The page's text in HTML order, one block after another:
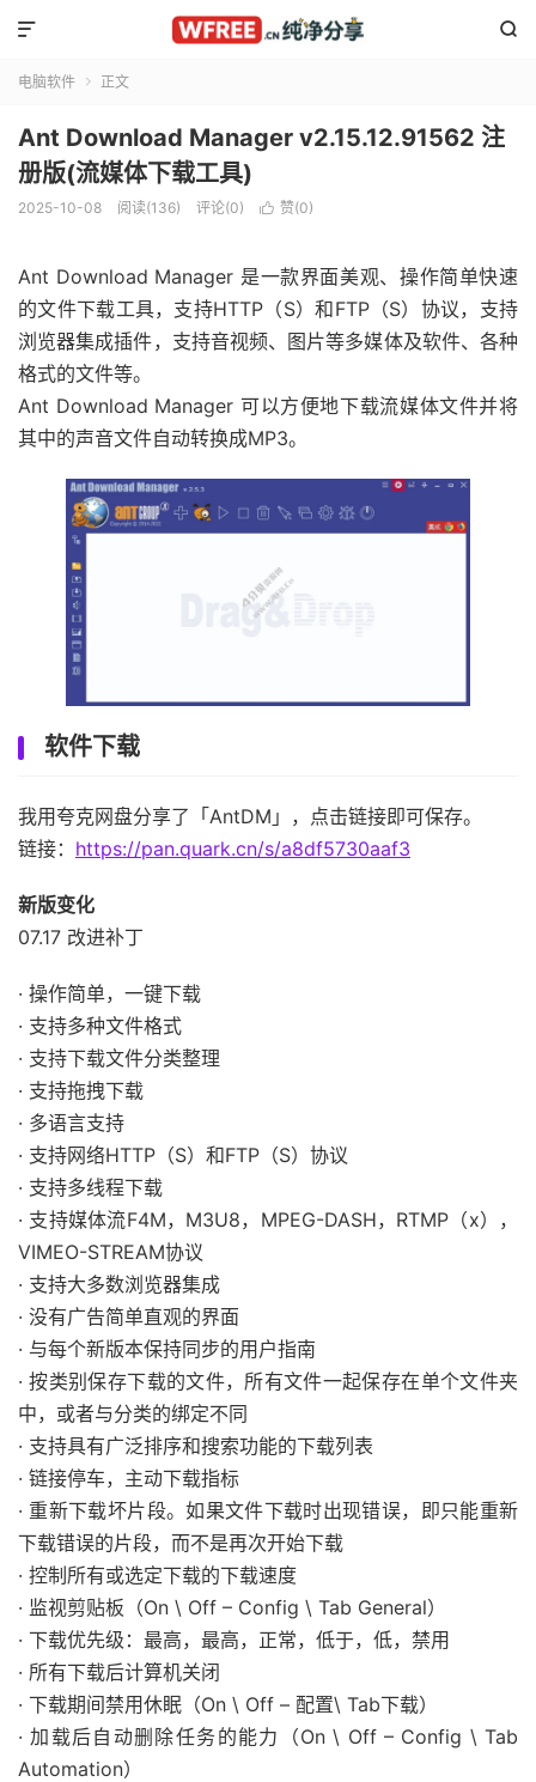


电脑软件  正文
Ant Download Manager v2.15.12.91562 注
册版(流媒体下载工具)
2025-10-08 阅读(136) 评论(0)  赞(0)
Ant Download Manager 是一款界面美观、操作简单快速
的文件下载工具，支持HTTP（S）和FTP（S）协议，支持
浏览器集成插件，支持音视频、图片等多媒体及软件、各种
格式的文件等。
Ant Download Manager 可以方便地下载流媒体文件并将
其中的声音文件自动转换成MP3。
软件下载
我用夸克网盘分享了「AntDM」，点击链接即可保存。
链接： https://pan.quark.cn/s/a8df5730aaf3
新版变化
07.17 改进补丁
· 操作简单，一键下载
· 支持多种文件格式
· 支持下载文件分类整理
· 支持拖拽下载
· 多语言支持
· 支持网络HTTP（S）和FTP（S）协议
· 支持多线程下载
· 支持媒体流F4M，M3U8，MPEG-DASH，RTMP（x），
VIMEO-STREAM协议
· 支持大多数浏览器集成
· 没有广告简单直观的界面
· 与每个新版本保持同步的用户指南
· 按类别保存下载的文件，所有文件一起保存在单个文件夹
中，或者与分类的绑定不同
· 支持具有广泛排序和搜索功能的下载列表
· 链接停车，主动下载指标
· 重新下载坏片段。如果文件下载时出现错误，即只能重新
下载错误的片段，而不是再次开始下载
· 控制所有或选定下载的下载速度
· 监视剪贴板（On \ Off – Config \ Tab General）
· 下载优先级：最高，最高，正常，低于，低，禁用
· 所有下载后计算机关闭
· 下载期间禁用休眠（On \ Off – 配置\ Tab下载）
· 加载后自动删除任务的能力（On \ Off – Config \ Tab
Automation）